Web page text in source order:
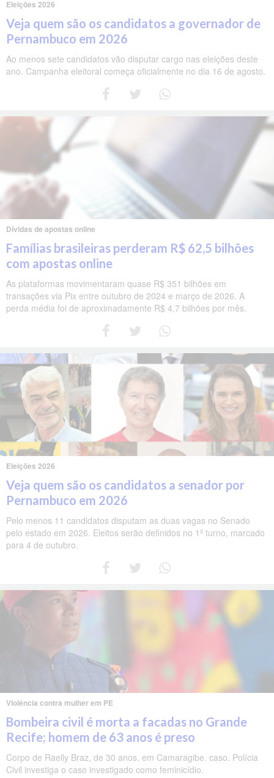
Eleições 2026
Veja quem são os candidatos a governador de
Pernambuco em 2026
Ao menos sete candidatos vão disputar cargo nas eleições deste
ano. Campanha eleitoral começa oficialmente no dia 16 de agosto.
Dívidas de apostas online
Famílias brasileiras perderam R$ 62,5 bilhões
com apostas online
As plataformas movimentaram quase R$ 351 bilhões em
transações via Pix entre outubro de 2024 e março de 2026. A
perda média foi de aproximadamente R$ 4,7 bilhões por mês.
Eleições 2026
Veja quem são os candidatos a senador por
Pernambuco em 2026
Pelo menos 11 candidatos disputam as duas vagas no Senado
pelo estado em 2026. Eleitos serão definidos no 1º turno, marcado
para 4 de outubro.
Violência contra mulher em PE
Bombeira civil é morta a facadas no Grande
Recife; homem de 63 anos é preso
Corpo de Raelly Braz, de 30 anos, em Camaragibe. caso. Polícia
Civil investiga o caso investigado como feminicídio.